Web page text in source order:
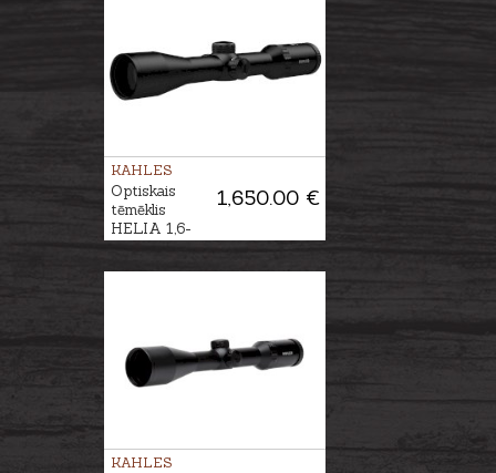
KAHLES
1,650.00 €
Optiskais
tēmēklis
HELIA 1,6-
KAHLES